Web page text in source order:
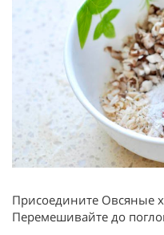
Присоедините Овсяные
Перемешивайте до